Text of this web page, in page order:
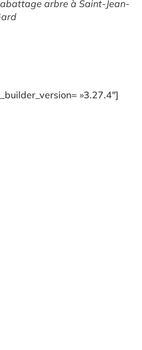
arbre à Saint-Jean-
»3.27.4″]